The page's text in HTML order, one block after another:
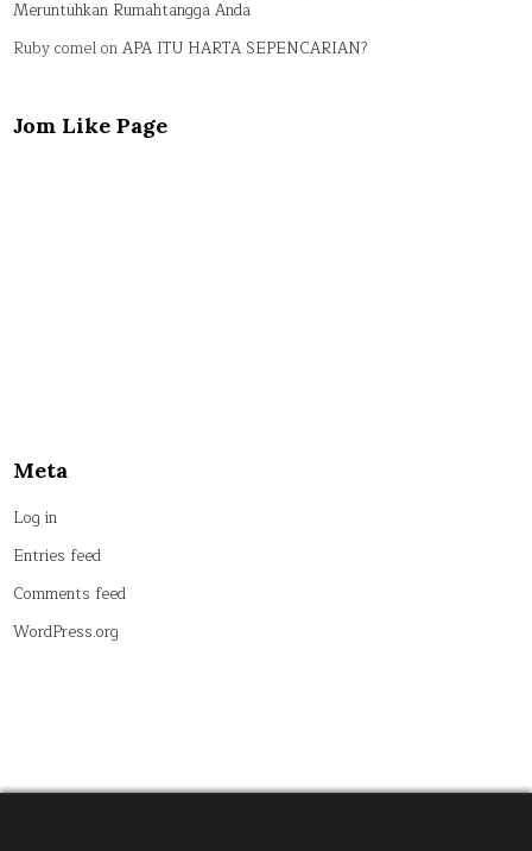
Meruntuhkan Rumahtangga Anda
Ruby comelonAPA ITU HARTA SEPENCARIAN?
Jom Like Page
Meta
Log in
Entries feed
Comments feed
WordPress.org